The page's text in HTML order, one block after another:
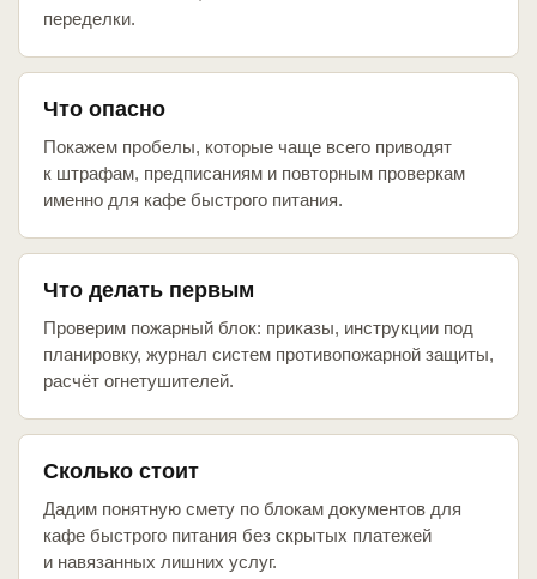
переделки.
Что опасно
Покажем пробелы, которые чаще всего приводят
к штрафам, предписаниям и повторным проверкам
именно для кафе быстрого питания.
Что делать первым
Проверим пожарный блок: приказы, инструкции под
планировку, журнал систем противопожарной защиты,
расчёт огнетушителей.
Сколько стоит
Дадим понятную смету по блокам документов для
кафе быстрого питания без скрытых платежей
и навязанных лишних услуг.